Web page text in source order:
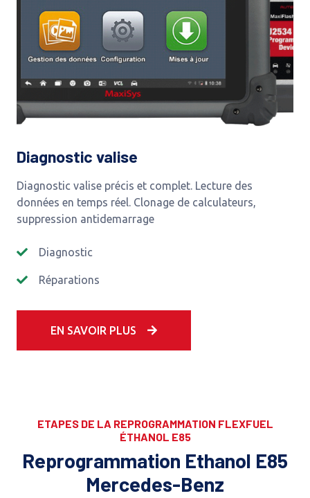
Diagnostic valise
Diagnostic valise précis et complet. Lecture des
données en temps réel. Clonage de calculateurs,
suppression antidemarrage
Diagnostic
Réparations
EN SAVOIR PLUS
ETAPES DE LA REPROGRAMMATION FLEXFUEL
ÉTHANOL E85
Reprogrammation Ethanol E85
Mercedes-Benz